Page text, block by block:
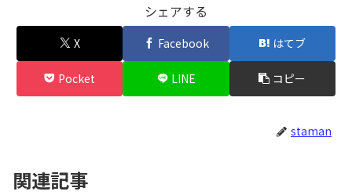
シェアする
X Facebook はてブ
Pocket LINE コピー
staman
関連記事